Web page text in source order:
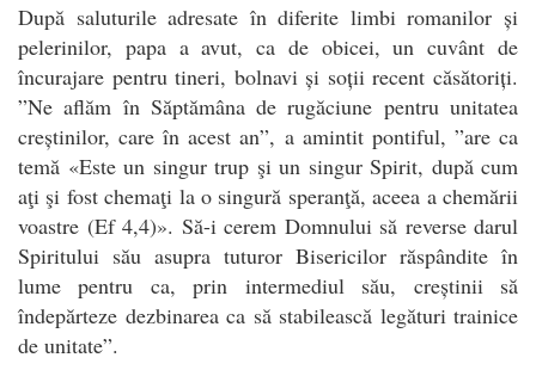
După saluturile adresate în diferite limbi romanilor și
pelerinilor, papa a avut, ca de obicei, un cuvânt de
încurajare pentru tineri, bolnavi și soții recent căsătoriți.
”Ne aflăm în Săptămâna de rugăciune pentru unitatea
creștinilor, care în acest an”, a amintit pontiful, ”are ca
temă «Este un singur trup şi un singur Spirit, după cum
aţi şi fost chemaţi la o singură speranţă, aceea a chemării
voastre (Ef 4,4)». Să-i cerem Domnului să reverse darul
Spiritului său asupra tuturor Bisericilor răspândite în
lume pentru ca, prin intermediul său, creștinii să
îndepărteze dezbinarea ca să stabilească legături trainice
de unitate”.